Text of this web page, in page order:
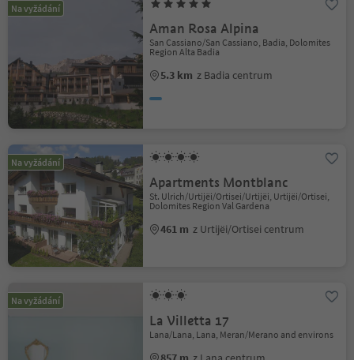
Na vyžádání
Aman Rosa Alpina
San Cassiano/San Cassiano, Badia, Dolomites
Region Alta Badia
5.3 km z Badia centrum
Na vyžádání
Apartments Montblanc
St. Ulrich/Urtijëi/Ortisei/Urtijëi, Urtijëi/Ortisei,
Dolomites Region Val Gardena
461 m z Urtijëi/Ortisei centrum
Na vyžádání
La Villetta 17
Lana/Lana, Lana, Meran/Merano and environs